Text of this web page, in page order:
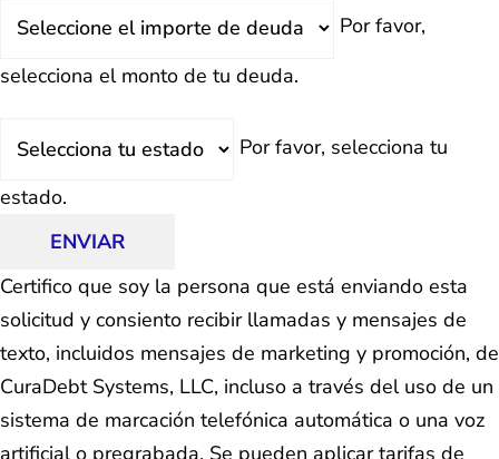
Por favor,
selecciona el monto de tu deuda.
Por favor, selecciona tu
estado.
ENVIAR
Certifico que soy la persona que está enviando esta
solicitud y consiento recibir llamadas y mensajes de
texto, incluidos mensajes de marketing y promoción, de
CuraDebt Systems, LLC, incluso a través del uso de un
sistema de marcación telefónica automática o una voz
artificial o pregrabada. Se pueden aplicar tarifas de